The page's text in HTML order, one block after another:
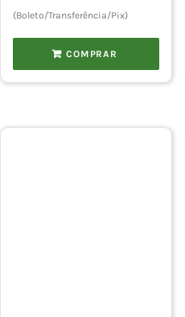
(Boleto/Transferência/Pix)
COMPRAR